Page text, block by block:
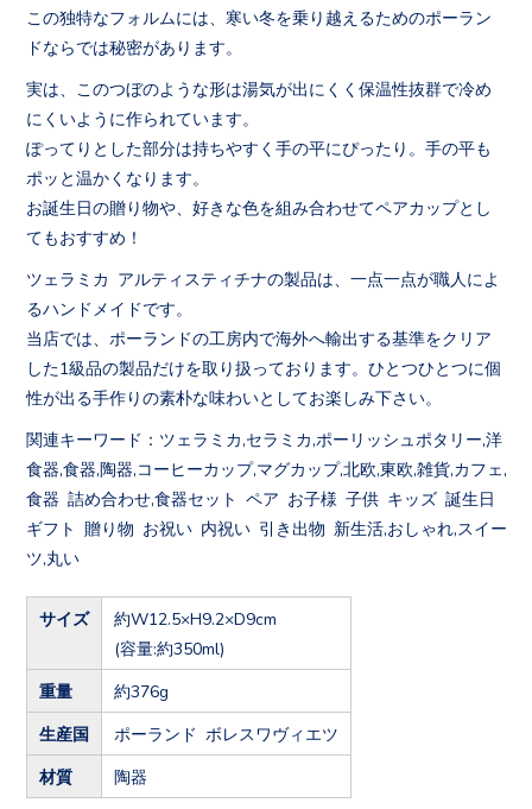
この独特なフォルムには、寒い冬を乗り越えるためのポーラン
ドならでは秘密があります。
実は、このつぼのような形は湯気が出にくく保温性抜群で冷め
にくいように作られています。
ぽってりとした部分は持ちやすく手の平にぴったり。手の平も
ポッと温かくなります。
お誕生日の贈り物や、好きな色を組み合わせてペアカップとし
てもおすすめ！
ツェラミカ アルティスティチナの製品は、一点一点が職人によ
るハンドメイドです。
当店では、ポーランドの工房内で海外へ輸出する基準をクリア
した1級品の製品だけを取り扱っております。ひとつひとつに個
性が出る手作りの素朴な味わいとしてお楽しみ下さい。
関連キーワード：ツェラミカ,セラミカ,ポーリッシュポタリー,洋
食器,食器,陶器,コーヒーカップ,マグカップ,北欧,東欧,雑貨,カフェ,
食器 詰め合わせ,食器セット ペア お子様 子供 キッズ 誕生日
ギフト 贈り物 お祝い 内祝い 引き出物 新生活,おしゃれ,スイー
ツ,丸い
サイズ
約W12.5×H9.2×D9cm
(容量:約350ml)
重量 約376g
生産国 ポーランド ボレスワヴィエツ
材質 陶器